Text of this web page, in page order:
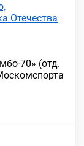
Отечества
70» (отд.